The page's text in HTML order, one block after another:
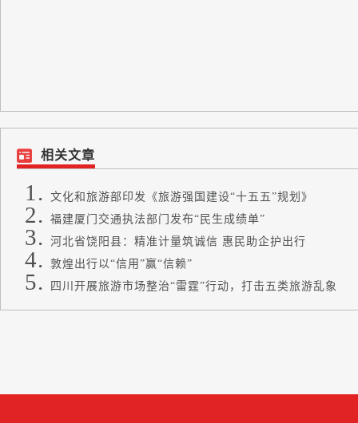
相关文章
文化和旅游部印发《旅游强国建设“十五五”规划》
福建厦门交通执法部门发布“民生成绩单”
河北省饶阳县：精准计量筑诚信 惠民助企护出行
敦煌出行以“信用”赢“信赖”
四川开展旅游市场整治“雷霆”行动，打击五类旅游乱象